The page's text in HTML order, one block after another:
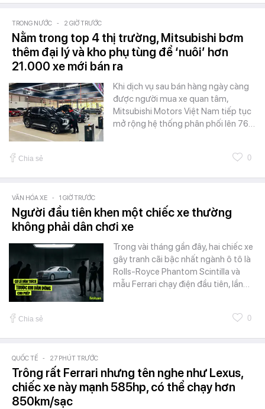
TRONG NƯỚC - 2 GIỜ TRƯỚC
Nằm trong top 4 thị trường, Mitsubishi bơm
thêm đại lý và kho phụ tùng để ‘nuôi’ hơn
21.000 xe mới bán ra
Khi dịch vụ sau bán hàng ngày càng
được người mua xe quan tâm,
Mitsubishi Motors Việt Nam tiếp tục
mở rộng hệ thống phân phối lên 76…
Chia sẻ 0
VĂN HÓA XE - 1 GIỜ TRƯỚC
Người đầu tiên khen một chiếc xe thường
không phải dân chơi xe
Trong vài tháng gần đây, hai chiếc xe
gây tranh cãi bậc nhất ngành ô tô là
Rolls-Royce Phantom Scintilla và
mẫu Ferrari chạy điện đầu tiên, lần…
Chia sẻ 0
QUỐC TẾ - 27 PHÚT TRƯỚC
Trông rất Ferrari nhưng tên nghe như Lexus,
chiếc xe này mạnh 585hp, có thể chạy hơn
850km/sạc